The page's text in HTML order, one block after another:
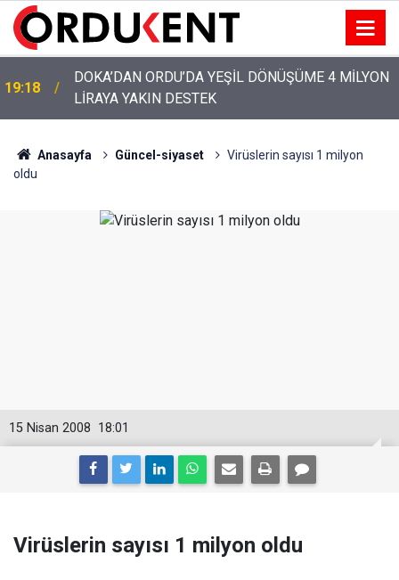
12:46
YENİ PARTİ’NİN ORDU’DAKİ 69 KİŞİLİK KURUCU
KADROSU AÇIKLANDI
Anasayfa Güncel-siyaset
Virüslerin sayısı 1 milyon
oldu
18:01
15 Nisan 2008
Virüslerin sayısı 1 milyon oldu